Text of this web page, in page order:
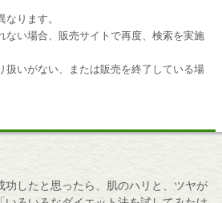
ります。
い場合、販売サイトで再度、検索を実施
いがない、または販売を終了している場
したと思ったら、肌のハリと、ツヤが